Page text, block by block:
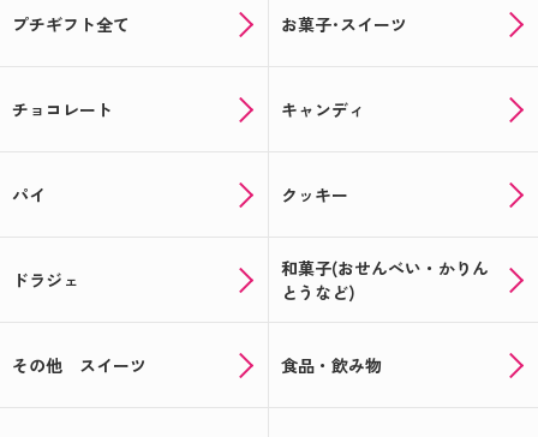
プチギフト全て お菓子･スイーツ
チョコレート キャンディ
パイ クッキー
ドラジェ
和菓子(おせんべい・かりん
とうなど)
その他 スイーツ 食品・飲み物